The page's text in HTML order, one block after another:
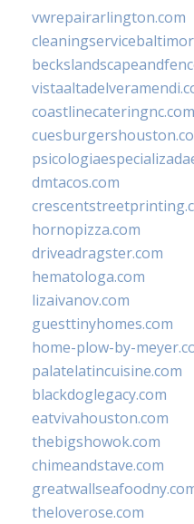
vwrepairarlington.com
coastlinecateringnc.com
dmtacos.com
hornopizza.com
driveadragster.com
hematologa.com
lizaivanov.com
guesttinyhomes.com
home-plow-by-
palatelatincuisine.com
blackdoglegacy.com
eatvivahouston.com
thebigshowok.com
chimeandstave.com
theloverose.com